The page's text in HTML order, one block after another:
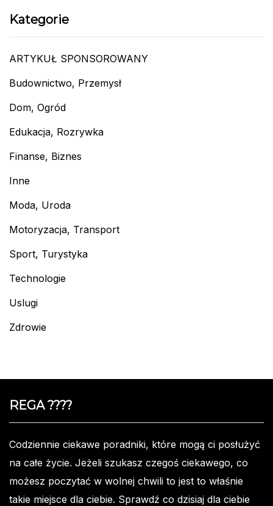
Kategorie
ARTYKUŁ SPONSOROWANY
Budownictwo, Przemysł
Dom, Ogród
Edukacja, Rozrywka
Finanse, Biznes
Inne
Moda, Uroda
Motoryzacja, Transport
Sport, Turystyka
Technologie
Uslugi
Zdrowie
REGA ????️
Codziennie ciekawe poradniki, które mogą ci posłużyć
na całe życie. Jeżeli szukasz czegoś ciekawego, co
możesz poczytać w wolnej chwili to jest to właśnie
takie miejsce dla ciebie. Sprawdź co dzisiaj dla ciebie